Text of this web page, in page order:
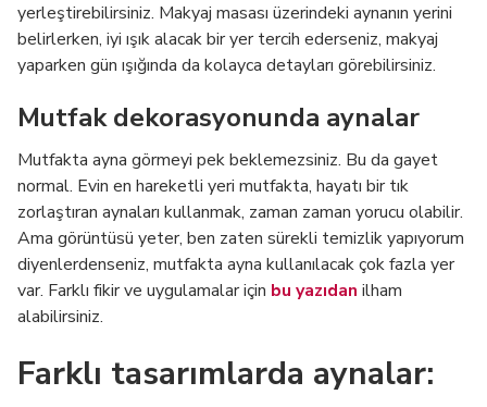
yerleştirebilirsiniz. Makyaj masası üzerindeki aynanın yerini
belirlerken, iyi ışık alacak bir yer tercih ederseniz, makyaj
yaparken gün ışığında da kolayca detayları görebilirsiniz.
Mutfak dekorasyonunda aynalar
Mutfakta ayna görmeyi pek beklemezsiniz. Bu da gayet
normal. Evin en hareketli yeri mutfakta, hayatı bir tık
zorlaştıran aynaları kullanmak, zaman zaman yorucu olabilir.
Ama görüntüsü yeter, ben zaten sürekli temizlik yapıyorum
diyenlerdenseniz, mutfakta ayna kullanılacak çok fazla yer
var. Farklı fikir ve uygulamalar için bu yazıdan ilham
alabilirsiniz.
Farklı tasarımlarda aynalar: